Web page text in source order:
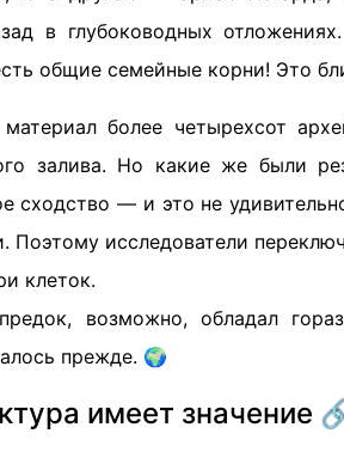
в глубоководных
общие семейные корни! Это
более четырехсот
залива. Но какие же были
сходство — и это не
исследователи
клеток.
возможно, обладал
прежде. 🌍
имеет значение